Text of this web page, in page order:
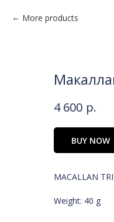
More products
4 600 р.
BUY NOW
MACALLAN
Weight: 40 g